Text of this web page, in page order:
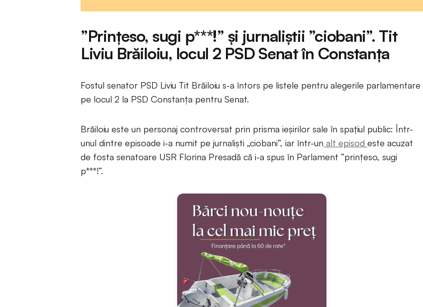
”Prințeso, sugi p***!” și jurnaliștii ”ciobani”. Tit
Liviu Brăiloiu, locul 2 PSD Senat în Constanța
Fostul senator PSD Liviu Tit Brăiloiu s-a întors pe listele pentru alegerile parlamentare
pe locul 2 la PSD Constanța pentru Senat.
Brăiloiu este un personaj controversat prin prisma ieșirilor sale în spațiul public: Într-
unul dintre episoade i-a numit pe jurnaliști „ciobani”, iar într-un alt episod este acuzat
de fosta senatoare USR Florina Presadă că i-a spus în Parlament ”prințeso, sugi
p***!”.